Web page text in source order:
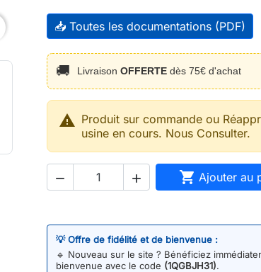
📥 Toutes les documentations (PDF)
🚚 Livraison OFFERTE dès 75€ d'achat
 Produit sur commande ou
usine en cours. Nous Consulter.
   Ajouter au
💡 Offre de fidélité et de bienvenue :
🔹 Nouveau sur le site ? Bénéficiez
bienvenue avec le code (1QGBJH31).